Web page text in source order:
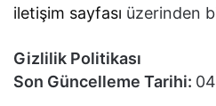
iletişim sayfası üzerinden
Gizlilik Politikası
Son Güncelleme Tarihi: